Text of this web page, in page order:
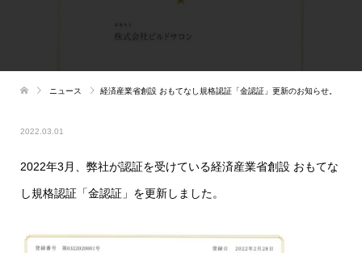
ニュース 経済産業省創設 おもてなし規格認証「金認証」更新のお知らせ。
2022.03.01
2022年3月、弊社が認証を受けている経済産業省創設 おもてな
し規格認証「金認証」を更新しました。